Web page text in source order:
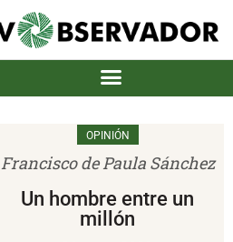
OPINIÓN
Francisco de Paula Sánchez
Un hombre entre un
millón